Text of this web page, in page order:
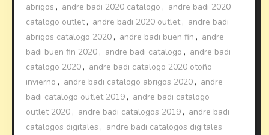
abrigos , andre badi 2020 catalogo , andre badi 2020
catalogo outlet, andre badi 2020 outlet, andre badi
abrigos catalogo 2020 , andre badi buen fin , andre
badi buen fin 2020 , andre badi catalogo , andre badi
catalogo 2020 , andre badi catalogo 2020 otoño
invierno , andre badi catalogo abrigos 2020 , andre
badi catalogo outlet 2019 , andre badi catalogo
outlet 2020 , andre badi catalogos 2019 , andre badi
catalogos digitales , andre badi catalogos digitales